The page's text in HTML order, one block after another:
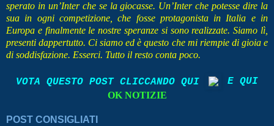
sperato in un’Inter che se la giocasse. Un’Inter che potesse dire la
sua in ogni competizione, che fosse protagonista in Italia e in
Europa e finalmente le nostre speranze si sono realizzate. Siamo lì,
presenti dappertutto. Ci siamo ed è questo che mi riempie di gioia e
di soddisfazione. Esserci. Tutto il resto conta poco.
VOTA QUESTO POST CLICCANDO QUI E QUI
OK NOTIZIE
POST CONSIGLIATI